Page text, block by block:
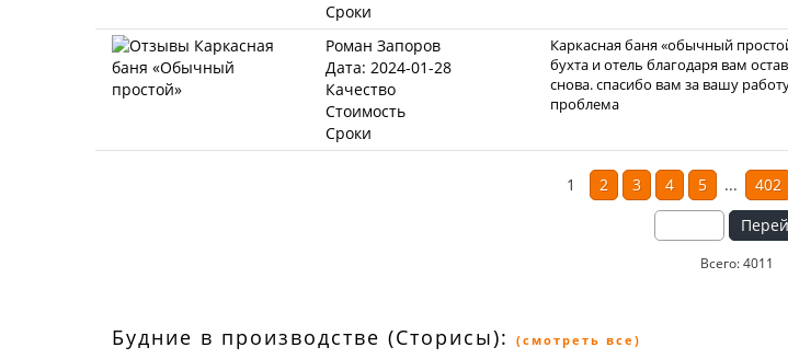
Сроки
Роман Запоров
Дата: 2024-01-28
Качество
Стоимость
Сроки
Каркасная баня «обычный
бухта и отель благодаря вам
снова. спасибо вам за вашу
проблема
1 2 3 4 5 ... 402
Всего: 4011
Будние в производстве (Сторисы): (смотреть все)